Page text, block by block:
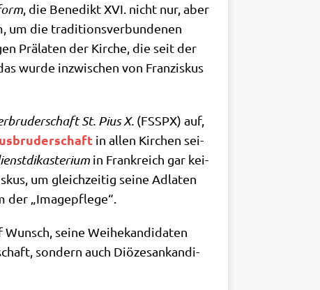
, die Bene­dikt XVI. nicht nur, aber
um die tra­di­ti­ons­ver­bun­de­nen
Prä­la­ten der Kir­che, die seit der
wur­de inzwi­schen von Fran­zis­kus
St. Pius X. (FSSPX) auf,
in allen Kir­chen sei­
in Frank­reich gar kei­
um gleich­zei­tig sei­ne Adla­ten
der „Image­pfle­ge“.
sei­ne Wei­he­kan­di­da­ten
son­dern auch Diö­ze­san­kan­di­